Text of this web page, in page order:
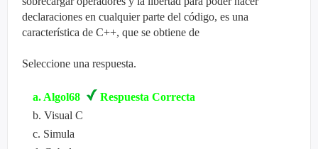
declaraciones en cualquier parte del código, es una
característica de C++, que se obtiene de
Seleccione una respuesta.
a. Algol68
Respuesta Correcta
b. Visual C
c. Simula